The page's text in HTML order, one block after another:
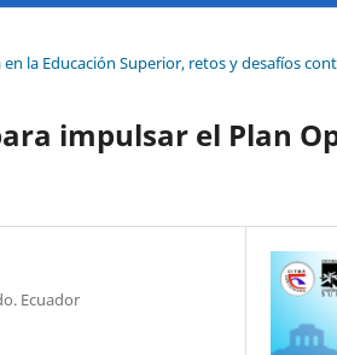
en la Educación Superior, retos y desafíos
impulsar el Plan
Ecuador